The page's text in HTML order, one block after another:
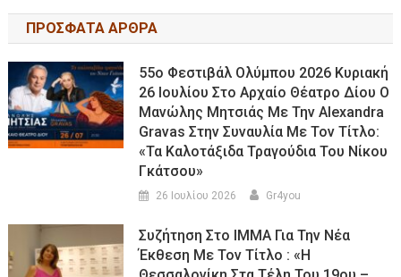
ΠΡΟΣΦΑΤΑ ΑΡΘΡΑ
55ο Φεστιβάλ Ολύμπου 2026 Κυριακή
26 Ιουλίου Στο Αρχαίο Θέατρο Δίου Ο
Μανώλης Μητσιάς Με Την Alexandra
Gravas Στην Συναυλία Με Τον Τίτλο:
«τα Καλοτάξιδα Τραγούδια Του Νίκου
Γκάτσου»
26 Ιουλίου 2026 Gr4you
Συζήτηση Στο ΙΜΜΑ Για Την Νέα
Έκθεση Με Τον Τίτλο : «Η